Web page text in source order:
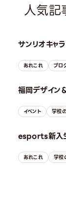
人気記
サンリオキャ
あれこれ ブロ
福岡デザイン
イベント 学校
esports新入
あれこれ 学校